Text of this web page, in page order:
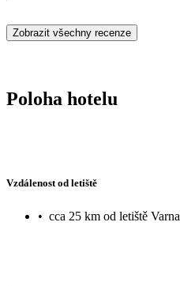
Zobrazit všechny recenze
Poloha hotelu
Vzdálenost od letiště
• cca 25 km od letiště Varna